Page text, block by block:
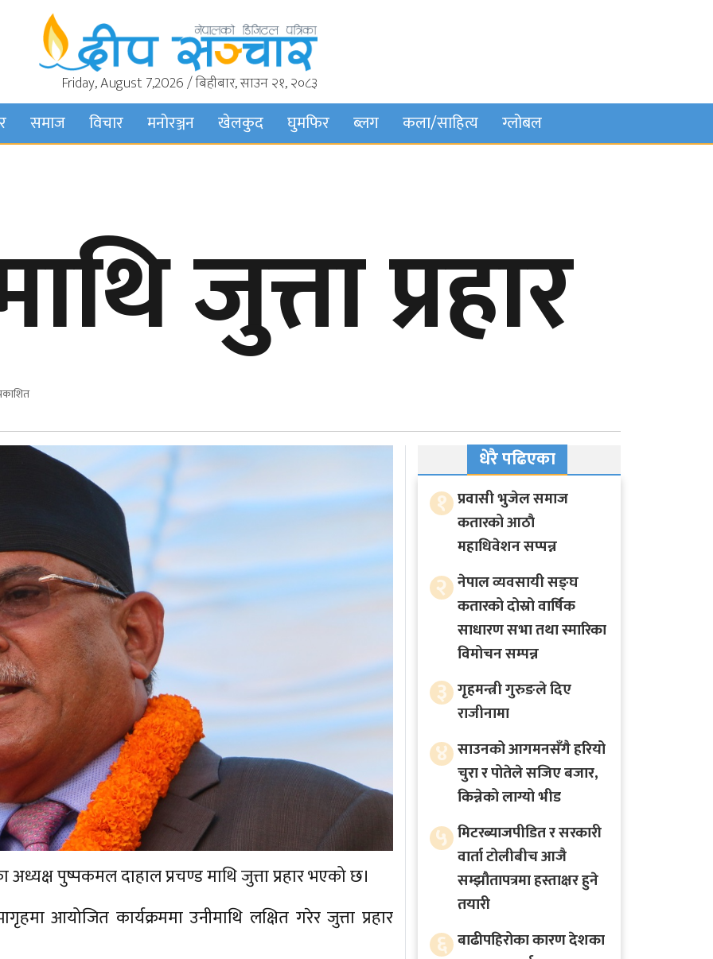
Friday, August 7,2026 / बिहीबार, साउन २१, २०८३
समाज विचार मनाेरञ्जन खेलकुद घुमफिर ब्लग कला/साहित्य ग्लोबल
जुत्ता प्रहार
अध्यक्ष पुष्पकमल दाहाल प्रचण्ड माथि जुत्ता प्रहार भएको छ।
आयोजित कार्यक्रममा उनीमाथि लक्षित गरेर जुत्ता प्रहार
धेरै पढिएका
१ प्रवासी भुजेल समाज
कतारको आठाै
महाधिवेशन सप्पन्न
२ नेपाल व्यवसायी सङ्घ
कतारको दोस्रो वार्षिक
साधारण सभा तथा स्मारिका
विमोचन सम्पन्न
३ गृहमन्त्री गुरुङले दिए
राजीनामा
४ साउनको आगमनसँगै हरियो
चुरा र पोतेले सजिए बजार,
किन्नेको लाग्यो भीड
५ मिटरब्याजपीडित र सरकारी
वार्ता टोलीबीच आजै
सम्झौतापत्रमा हस्ताक्षर हुने
तयारी
६ बाढीपहिरोका कारण देशका